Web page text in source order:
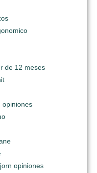
de 12 meses
opiniones
opiniones